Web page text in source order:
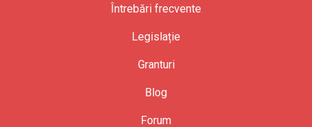
Întrebări frecvente
Legislație
Granturi
Blog
Forum